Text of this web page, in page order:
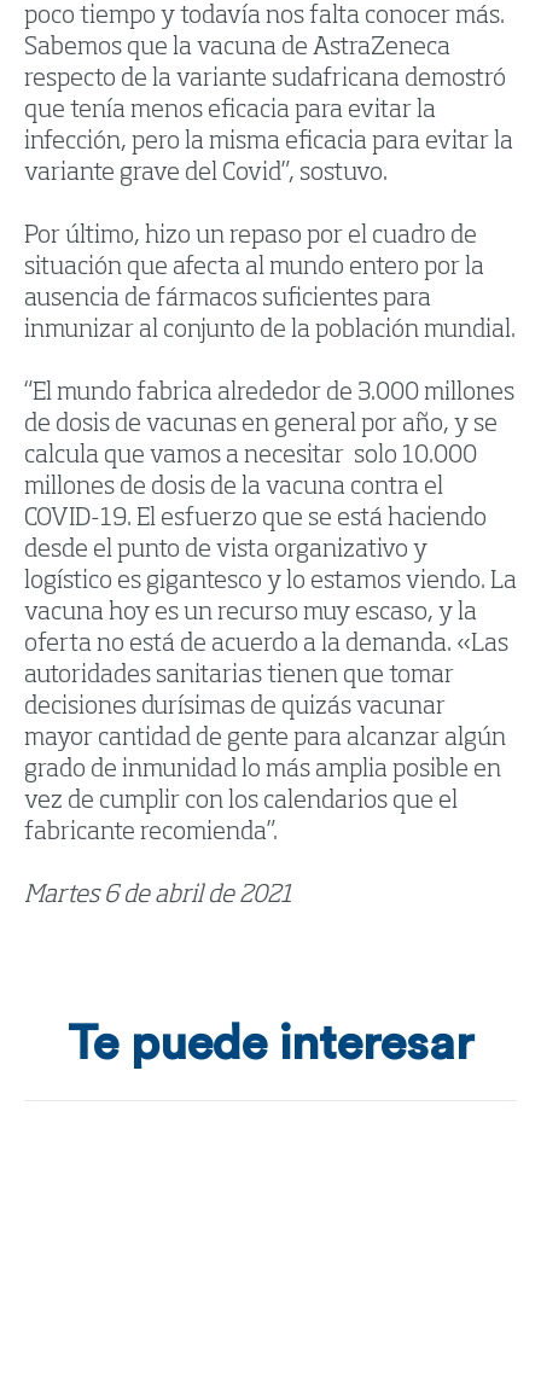
poco tiempo y todavía nos falta conocer más.
Sabemos que la vacuna de AstraZeneca
respecto de la variante sudafricana demostró
que tenía menos eficacia para evitar la
infección, pero la misma eficacia para evitar la
variante grave del Covid”, sostuvo.
Por último, hizo un repaso por el cuadro de
situación que afecta al mundo entero por la
ausencia de fármacos suficientes para
inmunizar al conjunto de la población mundial.
“El mundo fabrica alrededor de 3.000 millones
de dosis de vacunas en general por año, y se
calcula que vamos a necesitar solo 10.000
millones de dosis de la vacuna contra el
COVID-19. El esfuerzo que se está haciendo
desde el punto de vista organizativo y
logístico es gigantesco y lo estamos viendo. La
vacuna hoy es un recurso muy escaso, y la
oferta no está de acuerdo a la demanda. «Las
autoridades sanitarias tienen que tomar
decisiones durísimas de quizás vacunar
mayor cantidad de gente para alcanzar algún
grado de inmunidad lo más amplia posible en
vez de cumplir con los calendarios que el
fabricante recomienda”.
Martes 6 de abril de 2021
Te puede interesar